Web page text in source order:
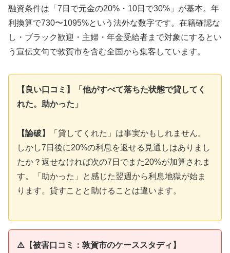
融資条件は「7日で元金の20%・10日で30%」が基本。年
利換算で730〜1095%という法外な数字です。在籍確認な
し・ブラック歓迎・主婦・年金受給者まで対象にするとい
う宣伝文句で敦賀市を含む全国から集客しています。
【良い口コミ】「他がすべて落ちた状態で貸してく
れた。助かった」
【論破】
「貸してくれた」は事実かもしれません。
しかし7日後に20%の利息を返せる見通しはありまし
たか？返せなければ次の7日でまた20%が加算されま
す。「助かった」と感じた翌週から利息地獄が始ま
ります。貸すことと助けることは違います。
⚠️【被害口コミ：敦賀市のケーススタディ】